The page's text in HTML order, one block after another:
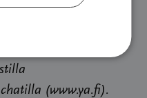
tutkimuksen
Apteekin
(www.ya.fi).